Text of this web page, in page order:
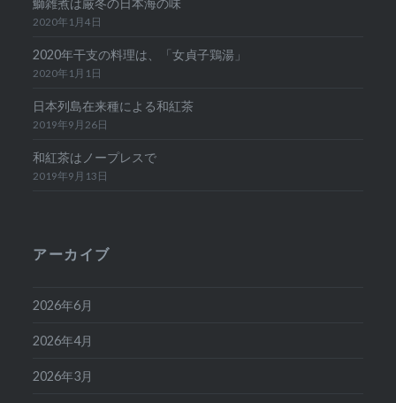
鰤雑煮は厳冬の日本海の味
2020年1月4日
2020年干支の料理は、「女貞子鶏湯」
2020年1月1日
日本列島在来種による和紅茶
2019年9月26日
和紅茶はノープレスで
2019年9月13日
アーカイブ
2026年6月
2026年4月
2026年3月